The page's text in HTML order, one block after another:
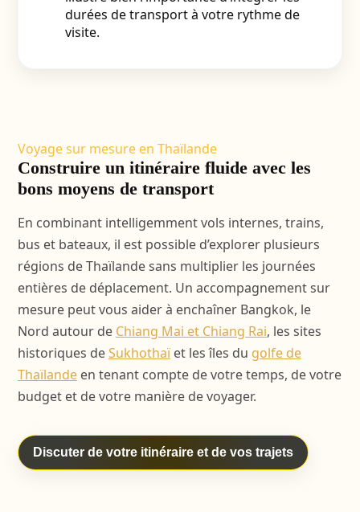
durées de transport à votre rythme de
visite.
Voyage sur mesure en Thaïlande
Construire un itinéraire fluide avec les
bons moyens de transport
En combinant intelligemment vols internes, trains,
bus et bateaux, il est possible d’explorer plusieurs
régions de Thaïlande sans multiplier les journées
entières de déplacement. Un accompagnement sur
mesure peut vous aider à enchaîner Bangkok, le
Nord autour de Chiang Mai et Chiang Rai, les sites
historiques deSukhothaïet les îles du golfe de
Thaïlandeen tenant compte de votre temps, de votre
budget et de votre manière de voyager.
Discuter de votre itinéraire et de vos trajets